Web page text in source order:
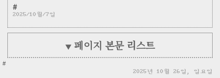
#
2025/10월/7일
▼ 페이지 본문 리스트
#
2025년 10월 26일, 일요일